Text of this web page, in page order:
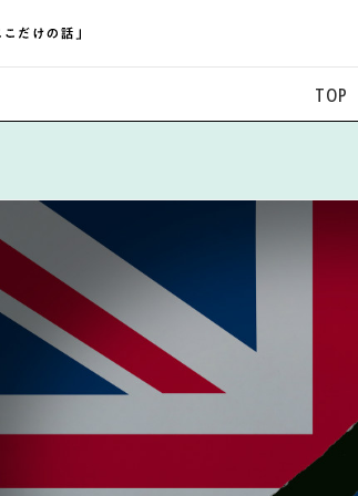
TOP